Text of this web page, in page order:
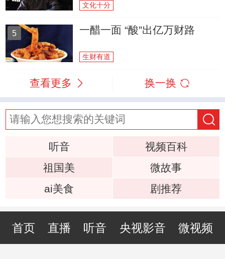
文化十分
5 一醋一面 “酸”出亿万财路
生财有道
查看更多 换一换
听音
视频百科
祖国美
微故事
ai美食
剧推荐
首页 直播 听音 央视影音 微视频